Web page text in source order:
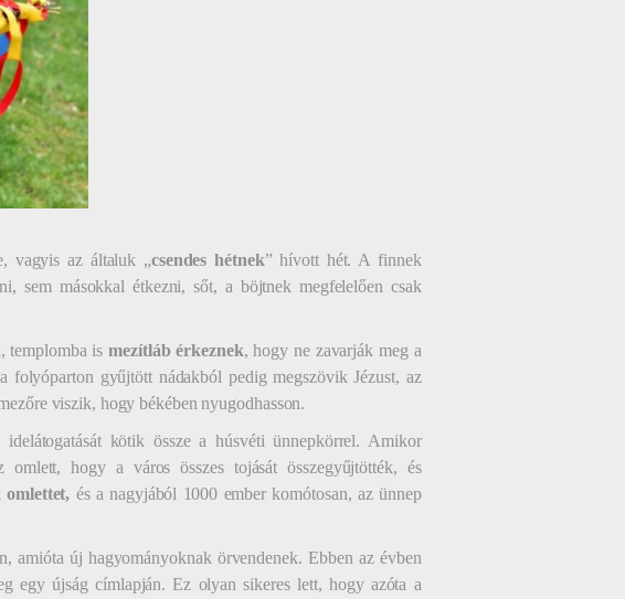
vagyis az általuk „csendes hétnek” hívott hét. A finnek
sem másokkal étkezni, sőt, a böjtnek megfelelően csak
templomba ismezítláb érkeznek, hogy ne zavarják meg a
folyóparton gyűjtött nádakból pedig megszövik Jézust, az
viszik, hogy békében nyugodhasson.
kötik össze a húsvéti ünnepkörrel. Amikor
hogy a város összes tojását összegyűjtötték, és
omlettet, és a nagyjából 1000 ember komótosan, az ünnep
amióta új hagyományoknak örvendenek. Ebben az évben
egy újság címlapján. Ez olyan sikeres lett, hogy azóta a